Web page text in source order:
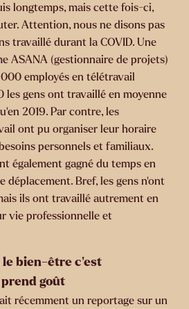
longtemps, mais cette fois-ci,
Attention, nous ne disons pas
travaillé durant la COVID. Une
ASANA (gestionnaire de projets)
000 employés en télétravail
les gens ont travaillé en moyenne
2019. Par contre, les
ont pu organiser leur horaire
personnels et familiaux.
également gagné du temps en
déplacement. Bref, les gens n’ont
ils ont travaillé autrement en
vie professionnelle et
bien-être c’est
goût
récemment un reportage sur un